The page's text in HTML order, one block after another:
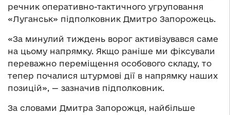
речник оперативно-тактичного угруповання
«Луганськ» підполковник Дмитро Запорожець.
«За минулий тиждень ворог активізувався саме
на цьому напрямку. Якщо раніше ми фіксували
переважно переміщення особового складу, то
тепер почалися штурмові дії в напрямку наших
позицій», — зазначив підполковник.
За словами Дмитра Запорожця, найбільше